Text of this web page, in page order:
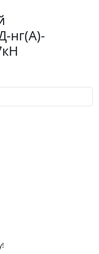
нг(А)-